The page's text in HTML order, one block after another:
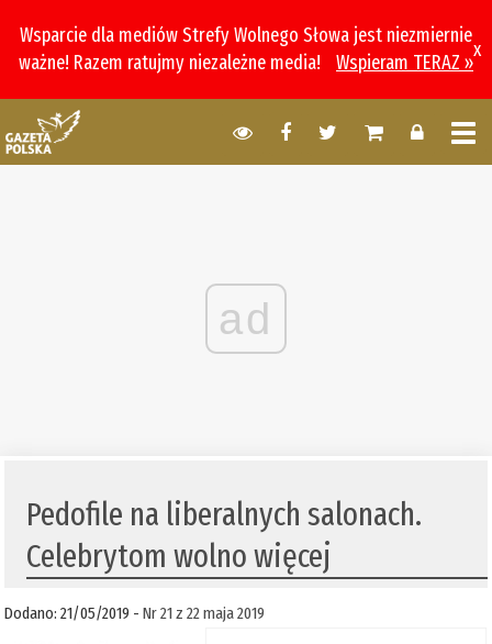
Wsparcie dla mediów Strefy Wolnego Słowa jest niezmiernie
ważne! Razem ratujmy niezależne media!
Wspieram TERAZ »
x
ad
Pedofile na liberalnych salonach.
Celebrytom wolno więcej
Dodano: 21/05/2019 -Nr 21 z 22 maja 2019